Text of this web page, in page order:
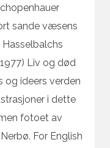
sande væsens
Liv og død
og ideers verden
i dette
fotoet av
For English